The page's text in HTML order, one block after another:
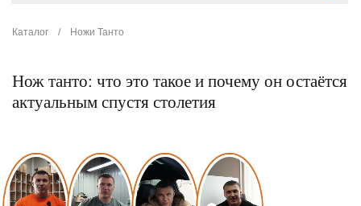
Каталог / Ножи Танто
Нож танто: что это такое и почему он остаётся
актуальным спустя столетия